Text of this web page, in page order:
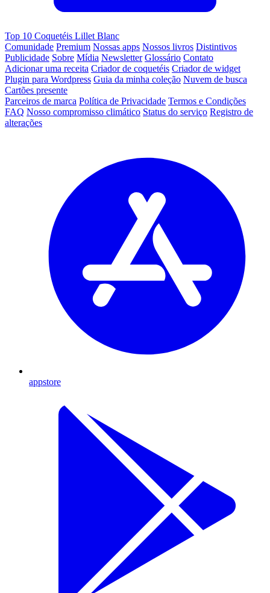
Top 10 Coquetéis Lillet Blanc
Comunidade Premium Nossas apps Nossos livros Distintivos
Publicidade Sobre Mídia Newsletter Glossário Contato
Adicionar uma receita Criador de coquetéis Criador de widget
Plugin para Wordpress Guia da minha coleção Nuvem de busca
Cartões presente
Parceiros de marca Política de Privacidade Termos e Condições
FAQ Nosso compromisso climático Status do serviço Registro de
alterações
appstore